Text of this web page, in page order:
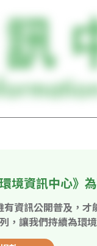
境資訊中心》
資訊公開普及，
，讓我們持續為環